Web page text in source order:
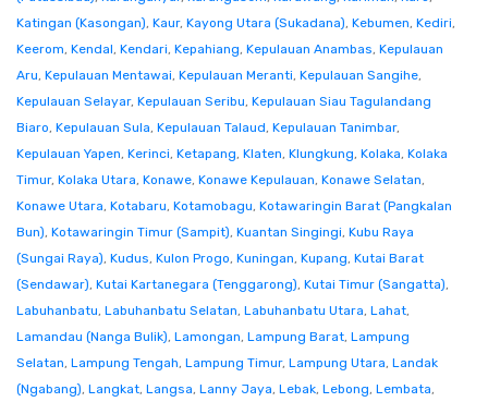
Katingan (Kasongan), Kaur, Kayong Utara (Sukadana), Kebumen, Kediri,
Keerom, Kendal, Kendari, Kepahiang, Kepulauan Anambas, Kepulauan
Aru, Kepulauan Mentawai, Kepulauan Meranti, Kepulauan Sangihe,
Kepulauan Selayar, Kepulauan Seribu, Kepulauan Siau Tagulandang
Biaro, Kepulauan Sula, Kepulauan Talaud, Kepulauan Tanimbar,
Kepulauan Yapen, Kerinci, Ketapang, Klaten, Klungkung, Kolaka, Kolaka
Timur, Kolaka Utara, Konawe, Konawe Kepulauan, Konawe Selatan,
Konawe Utara, Kotabaru, Kotamobagu, Kotawaringin Barat (Pangkalan
Bun), Kotawaringin Timur (Sampit), Kuantan Singingi, Kubu Raya
(Sungai Raya), Kudus, Kulon Progo, Kuningan, Kupang, Kutai Barat
(Sendawar), Kutai Kartanegara (Tenggarong), Kutai Timur (Sangatta),
Labuhanbatu, Labuhanbatu Selatan, Labuhanbatu Utara, Lahat,
Lamandau (Nanga Bulik), Lamongan, Lampung Barat, Lampung
Selatan, Lampung Tengah, Lampung Timur, Lampung Utara, Landak
(Ngabang), Langkat, Langsa, Lanny Jaya, Lebak, Lebong, Lembata,